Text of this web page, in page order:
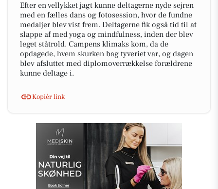
Efter en vellykket jagt kunne deltagerne nyde sejren
med en fælles dans og fotosession, hvor de fundne
medaljer blev vist frem. Deltagerne fik også tid til at
slappe af med yoga og mindfulness, inden der blev
leget ståtrold. Campens klimaks kom, da de
opdagede, hvem skurken bag tyveriet var, og dagen
blev afsluttet med diplomoverrækkelse forældrene
kunne deltage i.
Kopiér link